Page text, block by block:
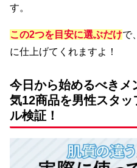
す。
この2つを目安に選ぶだけで、
に仕上げてくれますよ！
今日から始めるべきメ
気12商品を男性スタ
ル検証！